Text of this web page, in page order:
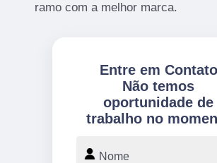
ramo com a melhor marca.
Entre em Contato
Não temos
oportunidade de
trabalho no